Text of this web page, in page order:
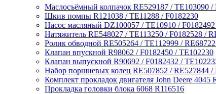
Маслосъёмный колпачок RE529187 / TE103090 /
Шкив помпы R121038 / TE11288 / F0182230
Насос масляный DZ100057 / TE10910 /
Натяжитель RE548027 / TE113250 / F0182528 /
Ролик обводной RE505264 / TE112999 /
Клапан впускной R98062 / F0182450 / TE102230
Клапан выпускной R90692 / F0182432 /
Набор поршневых колец RE507852 / RE527844 /
Комплект прокладок двигателя John Deere 4045
Прокладка головки блока 6068 R116516